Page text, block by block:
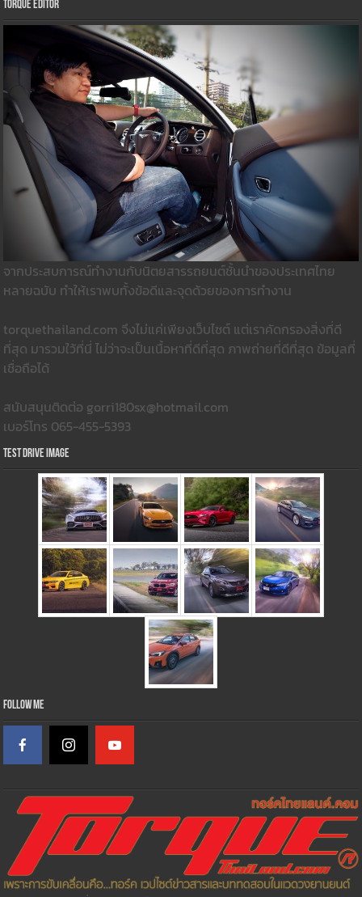
Torque Editor
จากประสบการณ์ทำงานกับนิตยสารรถยนต์ชั้นนำของประเทศไทย
หลายฉบับ ทำให้เราพบทั้งข้อดีและจุดด้วยของการทำงาน
torquethailand.com จึงไม่แค่เพียงเว็บไซต์ แต่เราคัดกรองสิ่งที่ดี
ที่สุด มารวมใว้ที่นี่ ไม่ว่าจะเป็นเนื้อหาที่ดีที่สุด ภาพถ่ายที่ดีที่สุด ข้อมูลที่
เชื่อถือได้
สนับสนุนติดต่อ gorri180sx@hotmail.com
เบอร์โทร 065-455-5393
Test Drive Image
Follow Me